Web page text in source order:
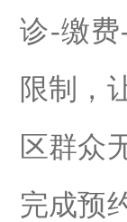
诊-缴费
限制，
区群众
完成预